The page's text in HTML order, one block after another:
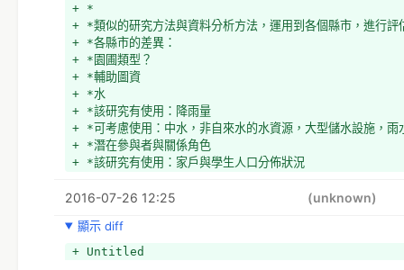
+ *
+ *類似的研究方法與資料分析方法，運用到各個縣市，進行評
+ *各縣市的差異：
+ *園圃類型？
+ *輔助圖資
+ *水
+ *該研究有使用：降雨量
+ *可考慮使用：中水，非自來水的水資源，大型儲水設施，
+ *潛在參與者與關係角色
+ *該研究有使用：家戶與學生人口分佈狀況
+ *可考慮使用：綠色社群團體，協助經濟弱勢的單位
2016-07-26 12:25 (unknown)
顯示 diff
+ Untitled